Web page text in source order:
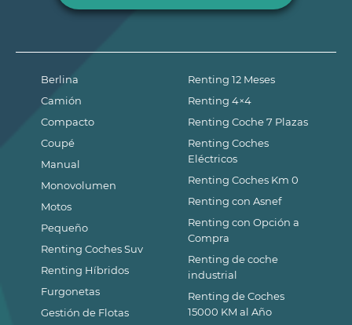
Berlina
Camión
Compacto
Coupé
Manual
Monovolumen
Motos
Pequeño
Renting Coches Suv
Renting Híbridos
Furgonetas
Gestión de Flotas
Renting 12 Meses
Renting 4×4
Renting Coche 7 Plazas
Renting Coches
Eléctricos
Renting Coches Km 0
Renting con Asnef
Renting con Opción a
Compra
Renting de coche
industrial
Renting de Coches
15000 KM al Año